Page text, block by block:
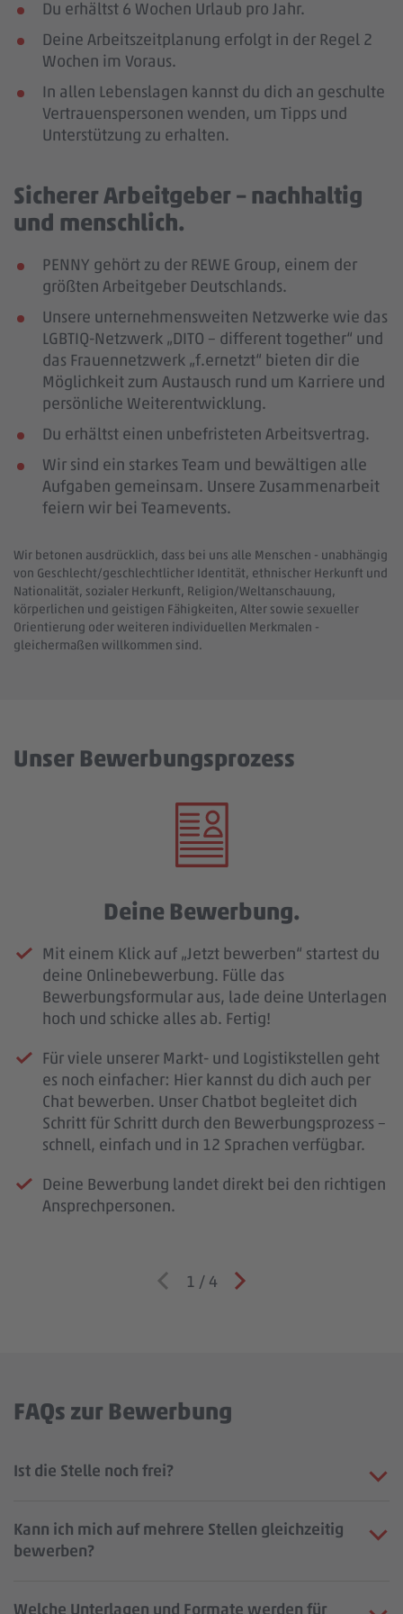
Du erhältst 6 Wochen Urlaub pro Jahr.
Deine Arbeitszeitplanung erfolgt in der Regel 2
Wochen im Voraus.
In allen Lebenslagen kannst du dich an geschulte
Vertrauenspersonen wenden, um Tipps und
Unterstützung zu erhalten.
Sicherer Arbeitgeber – nachhaltig
und menschlich.
PENNY gehört zu der REWE Group, einem der
größten Arbeitgeber Deutschlands.
Unsere unternehmensweiten Netzwerke wie das
LGBTIQ-Netzwerk „DITO – different together“ und
das Frauennetzwerk „f.ernetzt“ bieten dir die
Möglichkeit zum Austausch rund um Karriere und
persönliche Weiterentwicklung.
Du erhältst einen unbefristeten Arbeitsvertrag.
Wir sind ein starkes Team und bewältigen alle
Aufgaben gemeinsam. Unsere Zusammenarbeit
feiern wir bei Teamevents.
Wir betonen ausdrücklich, dass bei uns alle Menschen - unabhängig
von Geschlecht/geschlechtlicher Identität, ethnischer Herkunft und
Nationalität, sozialer Herkunft, Religion/Weltanschauung,
körperlichen und geistigen Fähigkeiten, Alter sowie sexueller
Orientierung oder weiteren individuellen Merkmalen -
gleichermaßen willkommen sind.
Unser Bewerbungsprozess
Deine Bewerbung.
Mit einem Klick auf „Jetzt bewerben“ startest du
deine Onlinebewerbung. Fülle das
Bewerbungsformular aus, lade deine Unterlagen
hoch und schicke alles ab. Fertig!
Für viele unserer Markt- und Logistikstellen geht
es noch einfacher: Hier kannst du dich auch per
Chat bewerben. Unser Chatbot begleitet dich
Schritt für Schritt durch den Bewerbungsprozess –
schnell, einfach und in 12 Sprachen verfügbar.
Deine Bewerbung landet direkt bei den richtigen
Ansprechpersonen.
1 / 4
FAQs zur Bewerbung
Ist die Stelle noch frei?
Kann ich mich auf mehrere Stellen gleichzeitig
bewerben?
Welche Unterlagen und Formate werden für